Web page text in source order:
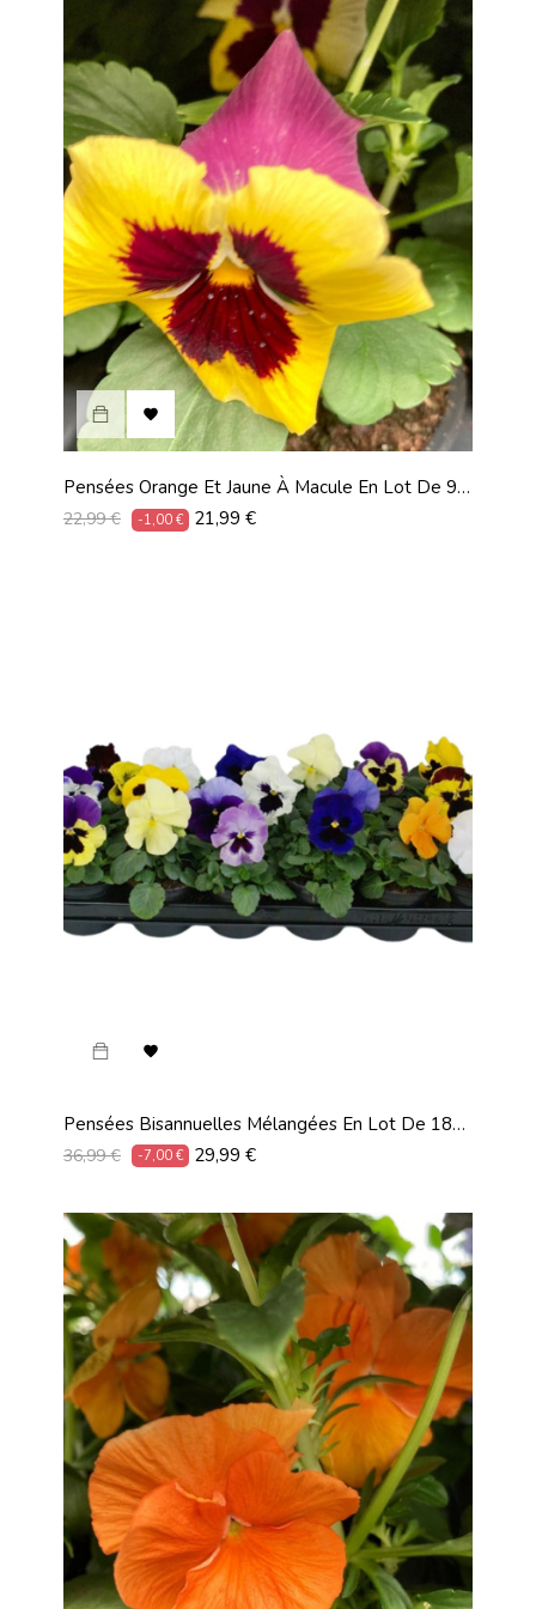

Pensées Orange Et Jaune À Macule En Lot De 9
Pots De 9 Cm
Prix
22,99 € -1,00 € Prix
21,99 €

Pensées Bisannuelles Mélangées En Lot De 18
Pots De 9 Cm
Prix
36,99 € -7,00 € Prix
29,99 €